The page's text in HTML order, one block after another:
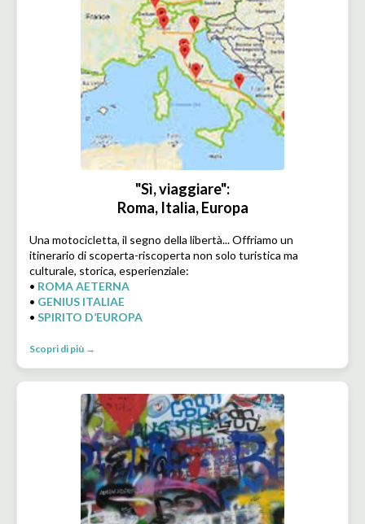
"Sì, viaggiare":
Roma, Italia, Europa
Una motocicletta, il segno della libertà... Offriamo un
itinerario di scoperta-riscoperta non solo turistica ma
culturale, storica, esperienziale:
• ROMA AETERNA
• GENIUS ITALIAE
• SPIRITO D’EUROPA
Scopri di più →